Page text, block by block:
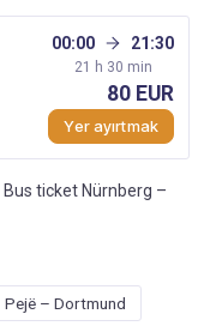
00:00 21:30
21 h 30 min
80 EUR
Yer ayırtmak
Bus ticket Nürnberg –
Pejë – Dortmund